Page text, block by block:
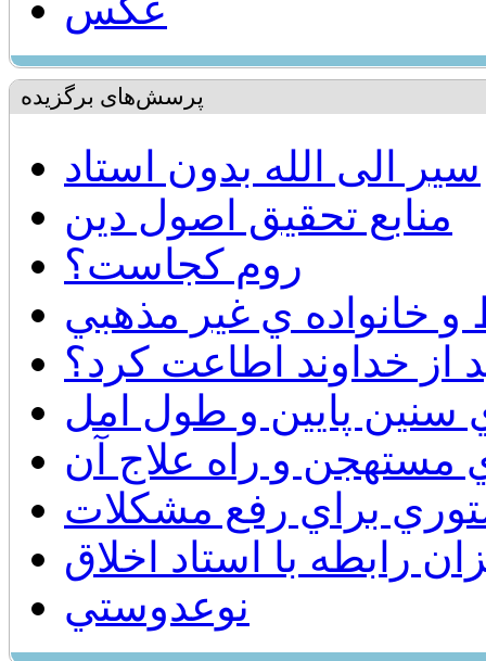
پرسش‌های برگزیده
سیر الی الله بدون استاد
منابع تحقيق اصول دين
روم كجاست؟
خانواده ي غير مذهبي
از خداوند اطاعت کرد؟
سنين پايين و طول امل
مستهجن و راه علاج آن
براي رفع مشكلات
رابطه با استاد اخلاق
نوعدوستي